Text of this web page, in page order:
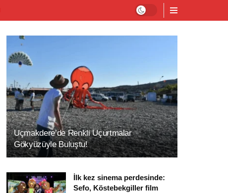
Uçmakdere’de Renkli Uçurtmalar
Gökyüzüyle Buluştu!
İlk kez sinema perdesinde:
Sefo, Köstebekgiller film